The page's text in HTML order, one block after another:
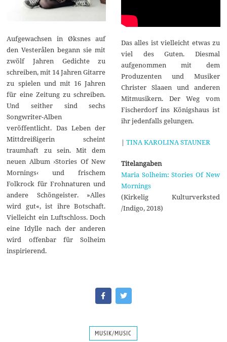
Aufgewachsen in Øksnes auf
den Vesterålen begann sie mit
zwölf Jahren Gedichte zu
schreiben, mit 14 Jahren Gitarre
zu spielen und mit 16 Jahren
für eine Zeitung zu schreiben.
Und seither sind sechs
Songwriter-Alben
veröffentlicht. Das Leben der
Mittdreißigerin scheint
traumhaft zu sein. Mit dem
neuen Album ›Stories Of New
Mornings‹ und frischem
Folkrock für Frohnaturen und
andere Schöngeister. »Alles
wird gut«, ist ihre Botschaft.
Vielleicht ein Luftschloss. Doch
eine Idylle nach der anderen
wird offenbar für Solheim
inspirierend.
Das alles ist vielleicht etwas zu
viel des Guten. Diesmal
aufgenommen mit dem
Produzenten und Musiker
Christer Slaaen und anderen
Mitmusikern. Der Weg vom
Fischerdorf ins Königshaus ist
ihr jedenfalls gelungen.
| TINA KAROLINA STAUNER
Titelangaben
Maria Solheim: Stories Of New
Mornings
(Kirkelig Kulturverksted
/Indigo, 2018)
MUSIK/MUSIC